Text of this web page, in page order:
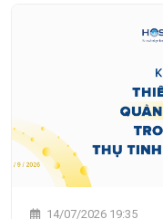
14/07/2026 19:35